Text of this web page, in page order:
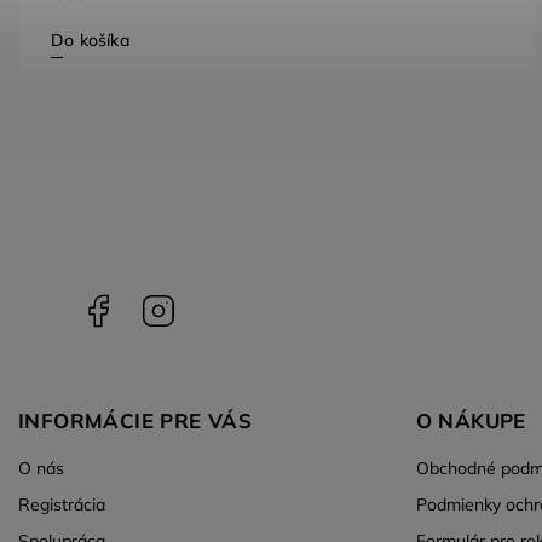
Facebook
INFORMÁCIE PRE VÁS
O nás
Registrácia
O NÁKUPE
Obchodné
Podmienky